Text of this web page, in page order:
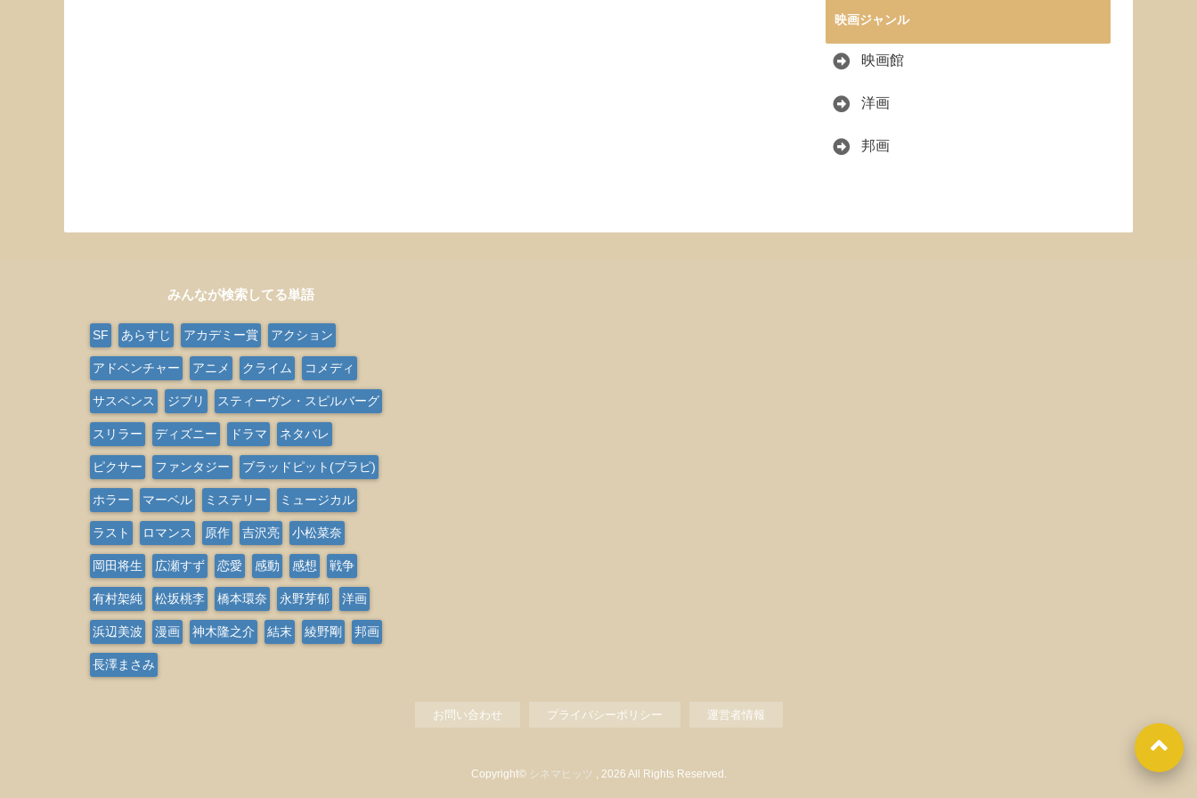
映画ジャンル
映画館
洋画
邦画
みんなが検索してる単語
SF あらすじ アカデミー賞 アクション
アドベンチャー アニメ クライム コメディ
サスペンス ジブリ スティーヴン・スピルバーグ
スリラー ディズニー ドラマ ネタバレ
ピクサー ファンタジー ブラッドピット(ブラピ)
ホラー マーベル ミステリー ミュージカル
ラスト ロマンス 原作 吉沢亮 小松菜奈
岡田将生 広瀬すず 恋愛 感動 感想 戦争
有村架純 松坂桃李 橋本環奈 永野芽郁 洋画
浜辺美波 漫画 神木隆之介 結末 綾野剛 邦画
長澤まさみ
お問い合わせ プライバシーポリシー 運営者情報
Copyright© シネマヒッツ , 2026 All Rights Reserved.